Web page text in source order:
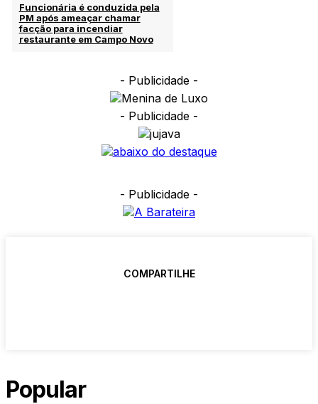
Funcionária é conduzida pela
PM após ameaçar chamar
facção para incendiar
restaurante em Campo Novo
- Publicidade -
- Publicidade -
- Publicidade -
COMPARTILHE
Popular